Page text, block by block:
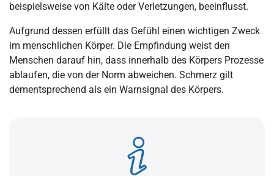
beispielsweise von Kälte oder Verletzungen, beeinflusst.
Aufgrund dessen erfüllt das Gefühl einen wichtigen Zweck
im menschlichen Körper. Die Empfindung weist den
Menschen darauf hin, dass innerhalb des Körpers Prozesse
ablaufen, die von der Norm abweichen. Schmerz gilt
dementsprechend als ein Warnsignal des Körpers.